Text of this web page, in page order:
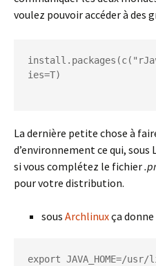
voulez pouvoir accéder à des
ies=T)
La dernière petite chose à
d’environnement ce qui, sous
si vous complétez le fichier
pour votre distribution.
sous Archlinuxça donne
export JAVA_HOME=/